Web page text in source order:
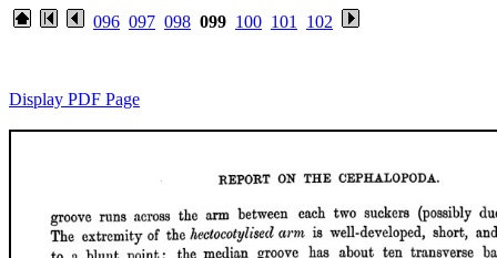
096 097 098 099 100 101 102
Display PDF Page